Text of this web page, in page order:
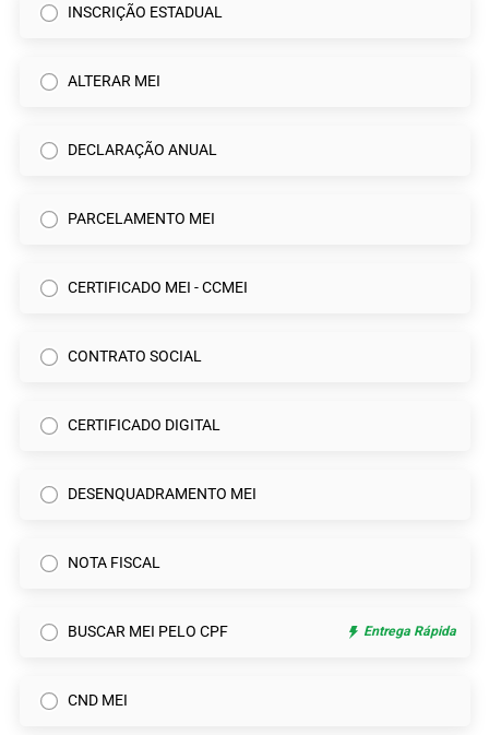
INSCRIÇÃO ESTADUAL
ALTERAR MEI
DECLARAÇÃO ANUAL
PARCELAMENTO MEI
CERTIFICADO MEI - CCMEI
CONTRATO SOCIAL
CERTIFICADO DIGITAL
DESENQUADRAMENTO MEI
NOTA FISCAL
BUSCAR MEI PELO CPF Entrega Rápida
CND MEI